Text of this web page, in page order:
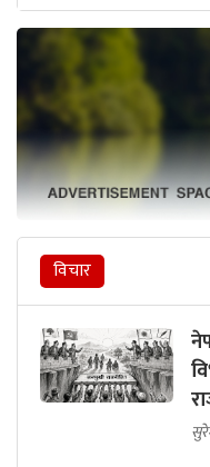
विचार